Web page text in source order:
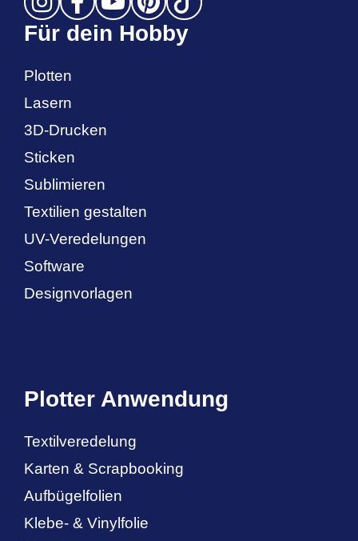
Für dein Hobby
Plotten
Lasern
3D-Drucken
Sticken
Sublimieren
Textilien gestalten
UV-Veredelungen
Software
Designvorlagen
Plotter Anwendung
Textilveredelung
Karten & Scrapbooking
Aufbügelfolien
Klebe- & Vinylfolie